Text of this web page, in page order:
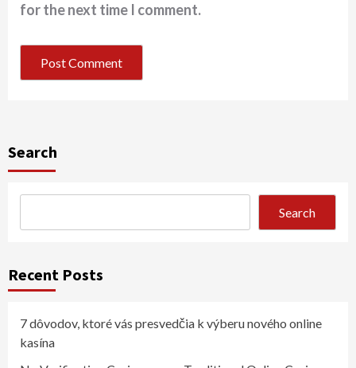
for the next time I comment.
Search
Search
Recent Posts
7 dôvodov, ktoré vás presvedčia k výberu nového online
kasína